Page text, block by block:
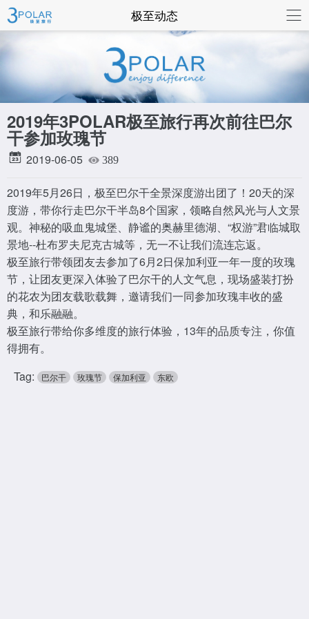
极至动态
2019年3POLAR极至旅行再次前往巴尔
干参加玫瑰节
2019-06-05 389
2019年5月26日，极至巴尔干全景深度游出团了！20天的深
度游，带你行走巴尔干半岛8个国家，领略自然风光与人文景
观。神秘的吸血鬼城堡、静谧的奥赫里德湖、“权游”君临城取
景地--杜布罗夫尼克古城等，无一不让我们流连忘返。
极至旅行带领团友去参加了6月2日保加利亚一年一度的玫瑰
节，让团友更深入体验了巴尔干的人文气息，现场盛装打扮
的花农为团友载歌载舞，邀请我们一同参加玫瑰丰收的盛
典，和乐融融。
极至旅行带给你多维度的旅行体验，13年的品质专注，你值
得拥有。
Tag:
巴尔干 玫瑰节 保加利亚 东欧
联系我们